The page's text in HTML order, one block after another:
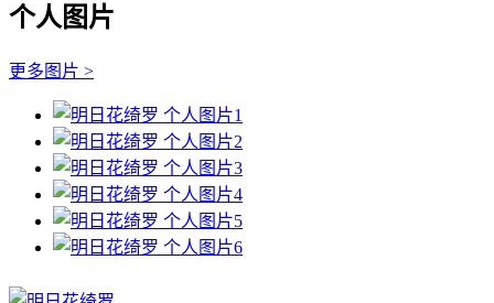
个人图片
更多图片 >